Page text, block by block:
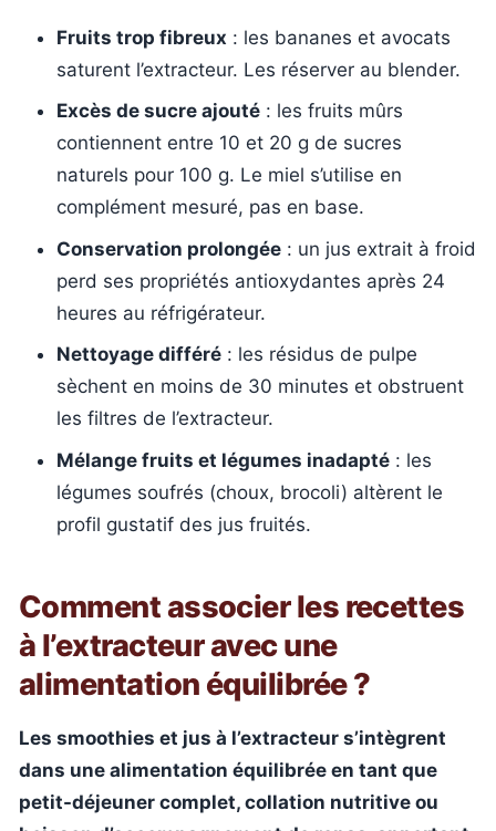
Fruits trop fibreux : les bananes et avocats
saturent l’extracteur. Les réserver au blender.
Excès de sucre ajouté : les fruits mûrs
contiennent entre 10 et 20 g de sucres
naturels pour 100 g. Le miel s’utilise en
complément mesuré, pas en base.
Conservation prolongée : un jus extrait à froid
perd ses propriétés antioxydantes après 24
heures au réfrigérateur.
Nettoyage différé : les résidus de pulpe
sèchent en moins de 30 minutes et obstruent
les filtres de l’extracteur.
Mélange fruits et légumes inadapté : les
légumes soufrés (choux, brocoli) altèrent le
profil gustatif des jus fruités.
Comment associer les recettes
à l’extracteur avec une
alimentation équilibrée ?
Les smoothies et jus à l’extracteur s’intègrent
dans une alimentation équilibrée en tant que
petit-déjeuner complet, collation nutritive ou